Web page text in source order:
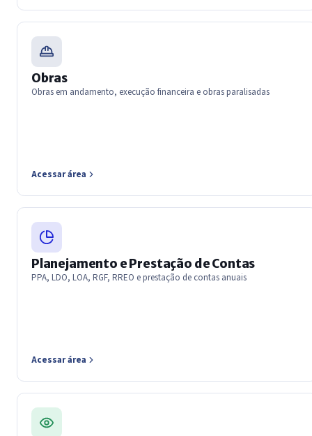
Obras
Obras em andamento, execução financeira e obras paralisadas
Acessar área
Planejamento e Prestação de Contas
PPA, LDO, LOA, RGF, RREO e prestação de contas anuais
Acessar área